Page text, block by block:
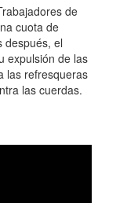
de
cuota de
después, el
expulsión de las
las refresqueras
las cuerdas.